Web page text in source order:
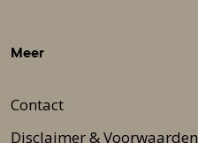
Meer
Contact
Disclaimer & Voorwaarden